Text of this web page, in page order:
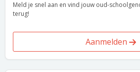
Meld je snel aan en vind jouw oud-
terug!
Aanmelden